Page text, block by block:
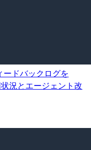
ドバックログを
況とエージェント改